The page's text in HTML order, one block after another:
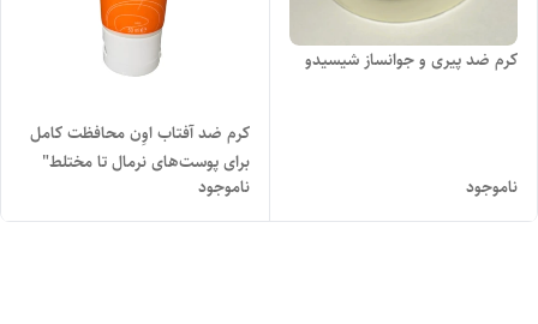
کرم ضد پیری و جوانساز شیسیدو
ناموجود
کرم ضد آفتاب اوِن محافظت کامل
برای پوست‌های نرمال تا مختلط"
ناموجود